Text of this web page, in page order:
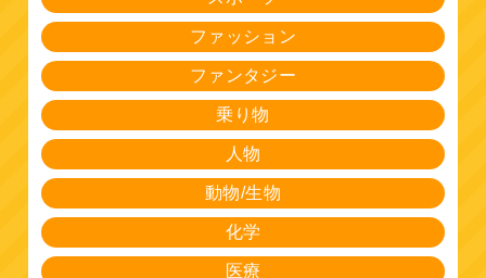
ファッション
ファンタジー
乗り物
人物
動物/生物
化学
医療